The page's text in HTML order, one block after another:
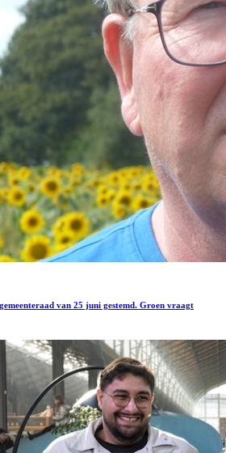
van 25 juni gestemd. Groen vraagt